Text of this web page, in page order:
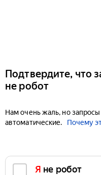
Подтвердите, что
не робот
Нам очень жаль, но
автоматические.
Почему
Я не робот